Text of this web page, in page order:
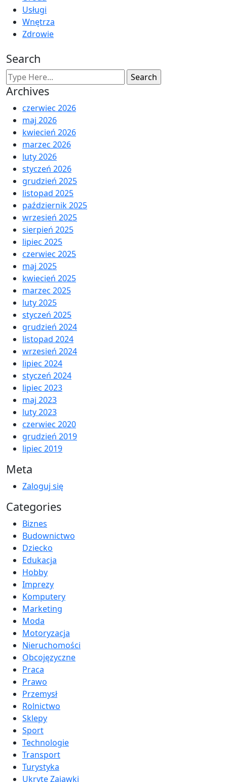
Usługi
Wnętrza
Zdrowie
Search
Archives
czerwiec 2026
maj 2026
kwiecień 2026
marzec 2026
luty 2026
styczeń 2026
grudzień 2025
listopad 2025
październik 2025
wrzesień 2025
sierpień 2025
lipiec 2025
czerwiec 2025
maj 2025
kwiecień 2025
marzec 2025
luty 2025
styczeń 2025
grudzień 2024
listopad 2024
wrzesień 2024
lipiec 2024
styczeń 2024
lipiec 2023
maj 2023
luty 2023
czerwiec 2020
grudzień 2019
lipiec 2019
Meta
Zaloguj się
Categories
Biznes
Budownictwo
Dziecko
Edukacja
Hobby
Imprezy
Komputery
Marketing
Moda
Motoryzacja
Nieruchomości
Obcojęzyczne
Praca
Prawo
Przemysł
Rolnictwo
Sklepy
Sport
Technologie
Transport
Turystyka
Ukryte Zajawki